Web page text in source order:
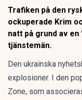
Trafiken på den
ockuperade Krim
natt på grund av
tjänstemän.
Den ukrainska
explosioner. I den
Zone, som